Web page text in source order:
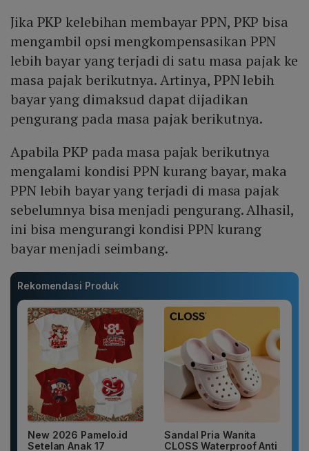
Jika PKP kelebihan membayar PPN, PKP bisa
mengambil opsi mengkompensasikan PPN
lebih bayar yang terjadi di satu masa pajak ke
masa pajak berikutnya. Artinya, PPN lebih
bayar yang dimaksud dapat dijadikan
pengurang pada masa pajak berikutnya.
Apabila PKP pada masa pajak berikutnya
mengalami kondisi PPN kurang bayar, maka
PPN lebih bayar yang terjadi di masa pajak
sebelumnya bisa menjadi pengurang. Alhasil,
ini bisa mengurangi kondisi PPN kurang
bayar menjadi seimbang.
Rekomendasi Produk
New 2026 Pamelo.id
Setelan Anak 17
Sandal Pria Wanita
CLOSS Waterproof Anti